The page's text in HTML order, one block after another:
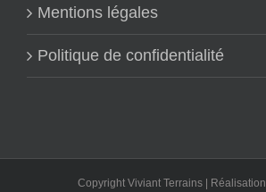
Mentions légales
Politique de confidentialité
Copyright Viviant Terrains | Réalisation